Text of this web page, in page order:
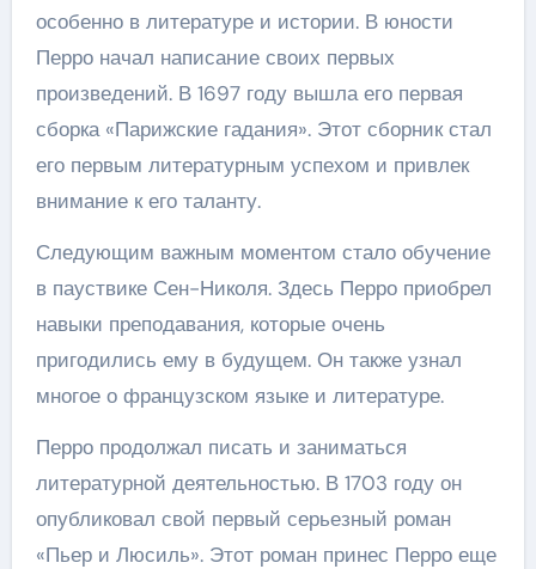
особенно в литературе и истории. В юности
Перро начал написание своих первых
произведений. В 1697 году вышла его первая
сборка «Парижские гадания». Этот сборник стал
его первым литературным успехом и привлек
внимание к его таланту.
Следующим важным моментом стало обучение
в пауствике Сен-Николя. Здесь Перро приобрел
навыки преподавания, которые очень
пригодились ему в будущем. Он также узнал
многое о французском языке и литературе.
Перро продолжал писать и заниматься
литературной деятельностью. В 1703 году он
опубликовал свой первый серьезный роман
«Пьер и Люсиль». Этот роман принес Перро еще